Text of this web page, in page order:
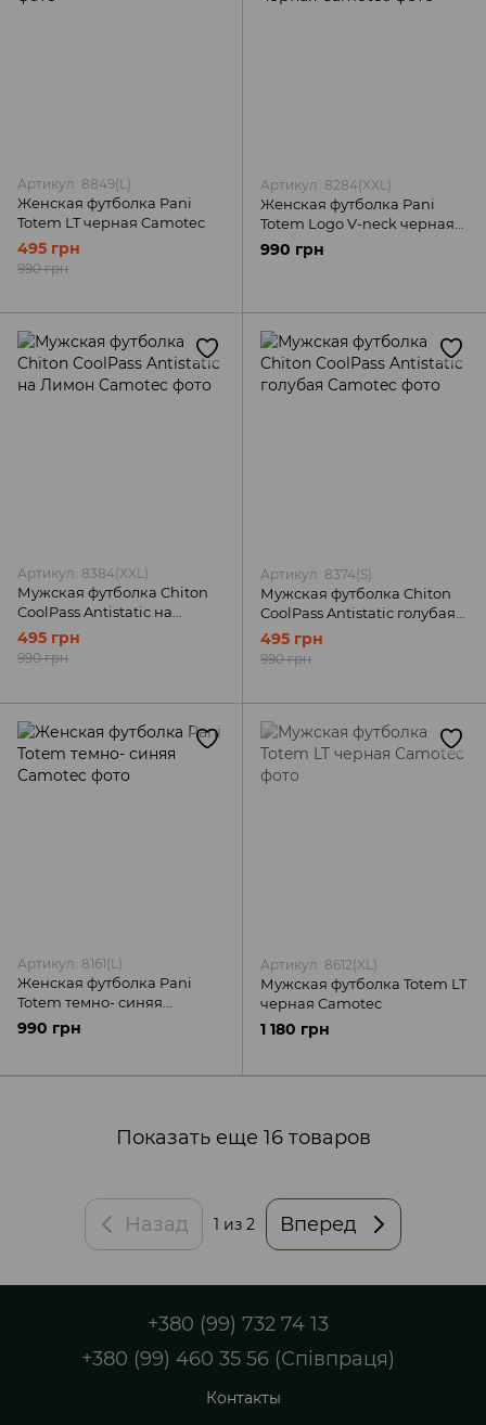
Артикул: 8849(L)
Женская футболка Pani
Totem LT черная Camotec
495 грн
990 грн
Артикул: 8284(XXL)
Женская футболка Pani
Totem Logo V-neck черная
Camotec
990 грн
Артикул: 8384(XXL)
Мужская футболка Chiton
CoolPass Antistatic на
Лимон Camotec
495 грн
990 грн
Артикул: 8374(S)
Мужская футболка Chiton
CoolPass Antistatic голубая
Camotec
495 грн
990 грн
Артикул: 8161(L)
Женская футболка Pani
Totem темно- синяя
Camotec
990 грн
Артикул: 8612(XL)
Мужская футболка Totem LT
черная Camotec
1 180 грн
Показать еще 16 товаров
Назад 1 из 2 Вперед
+380 (99) 732 74 13
+380 (99) 460 35 56 (Співпраця)
Контакты